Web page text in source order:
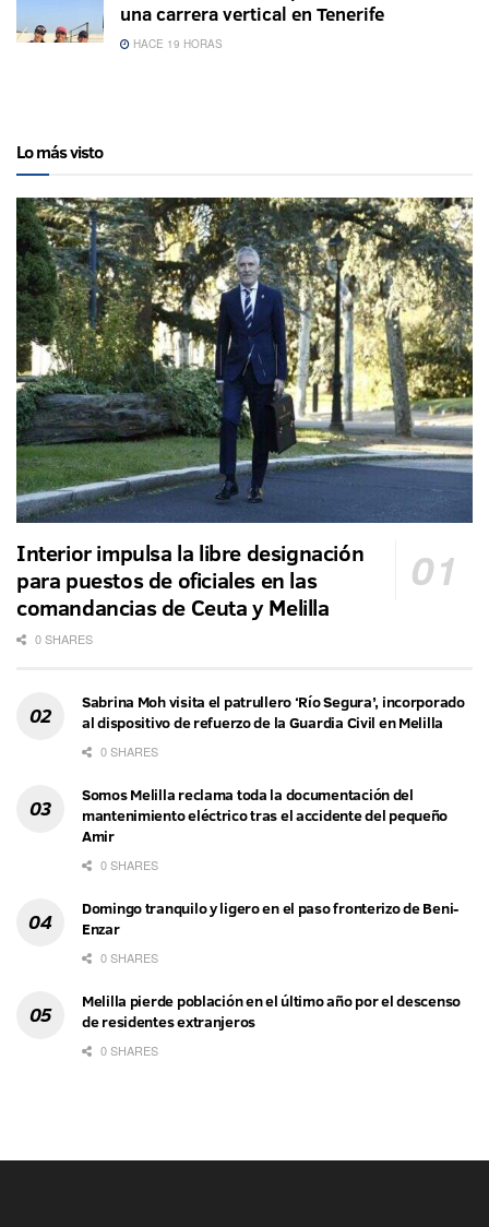
una carrera vertical en Tenerife
HACE 19 HORAS
Lo más visto
Interior impulsa la libre designación
para puestos de oficiales en las
comandancias de Ceuta y Melilla
0 SHARES
Sabrina Moh visita el patrullero ‘Río Segura’, incorporado
al dispositivo de refuerzo de la Guardia Civil en Melilla
0 SHARES
Somos Melilla reclama toda la documentación del
mantenimiento eléctrico tras el accidente del pequeño
Amir
0 SHARES
Domingo tranquilo y ligero en el paso fronterizo de Beni-
Enzar
0 SHARES
Melilla pierde población en el último año por el descenso
de residentes extranjeros
0 SHARES